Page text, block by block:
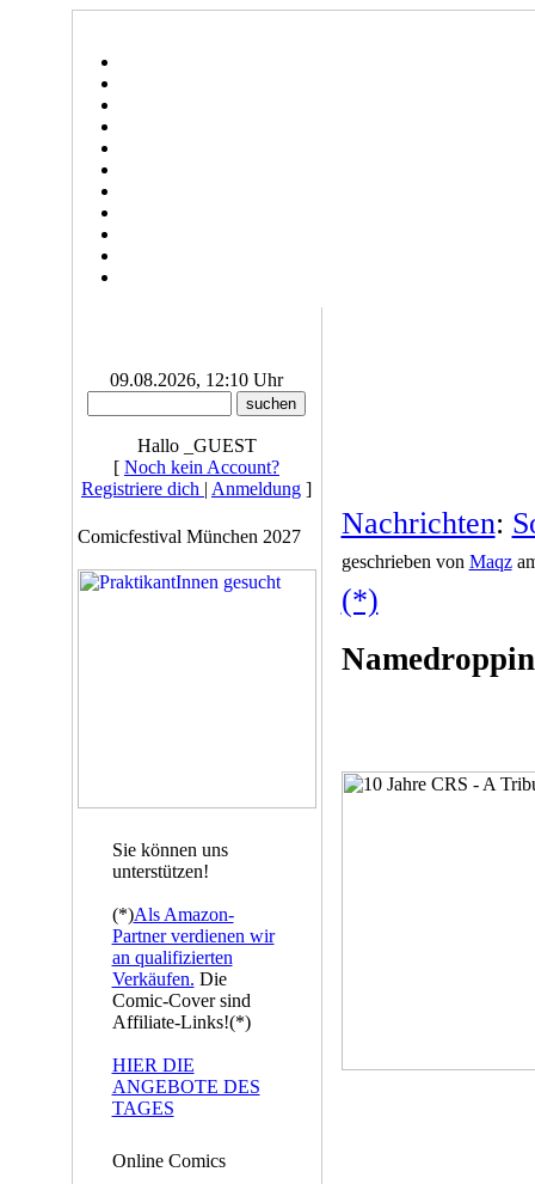
09.08.2026, 12:10 Uhr
Hallo _GUEST
[ Noch kein Account?
Registriere dich | Anmeldung ]
Comicfestival München 2027
Sie können uns
unterstützen!
(*)Als Amazon-
Partner verdienen wir
an qualifizierten
Verkäufen. Die
Comic-Cover sind
Affiliate-Links!(*)
HIER DIE
ANGEBOTE DES
TAGES
Online Comics
Nachrichten:
geschrieben von Maqz
(*)